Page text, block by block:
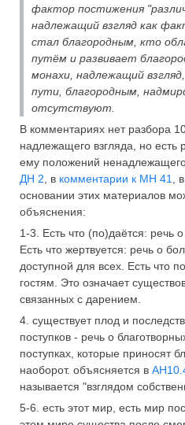
фактор постижения
надлежащий взгляд как
стал благородным, кто
путём и развивает
монахи, надлежащий
пути, благородным,
отсутствуют.
В комментариях нет разбора
надлежащего взгляда, но есть
ему положений ненадлежащего
ДН 2 , в комментарии к МН 41 , в
основании этих материалов
объяснения:
1-3. Есть что (по)даётся: речь
Есть что жертвуется: речь о
доступной для всех. Есть что
гостям. Это означает
связанных с дарением.
4. существует плод и
поступков - речь о
поступках, которые приносят
наоборот. объясняется в
называется "взглядом
5-6. есть этот мир, есть мир